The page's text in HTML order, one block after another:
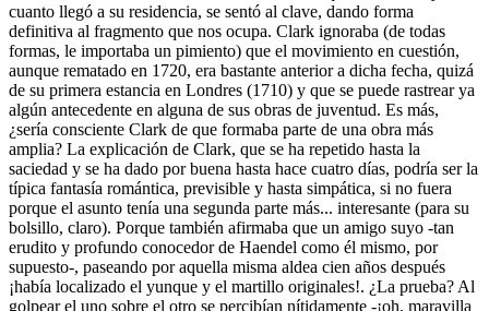
cuanto llegó a su residencia, se sentó al clave, dando forma
definitiva al fragmento que nos ocupa. Clark ignoraba (de todas
formas, le importaba un pimiento) que el movimiento en cuestión,
aunque rematado en 1720, era bastante anterior a dicha fecha, quizá
de su primera estancia en Londres (1710) y que se puede rastrear ya
algún antecedente en alguna de sus obras de juventud. Es más,
¿sería consciente Clark de que formaba parte de una obra más
amplia? La explicación de Clark, que se ha repetido hasta la
saciedad y se ha dado por buena hasta hace cuatro días, podría ser la
típica fantasía romántica, previsible y hasta simpática, si no fuera
porque el asunto tenía una segunda parte más... interesante (para su
bolsillo, claro). Porque también afirmaba que un amigo suyo -tan
erudito y profundo conocedor de Haendel como él mismo, por
supuesto-, paseando por aquella misma aldea cien años después
¡había localizado el yunque y el martillo originales!. ¿La prueba? Al
golpear el uno sobre el otro se percibían nítidamente -¡oh, maravilla